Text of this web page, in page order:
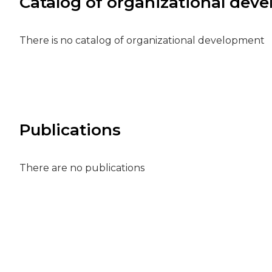
There is no catalog of organizational development
Publications
There are no publications